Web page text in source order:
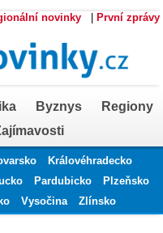
novinky První zprávy
Byznys
Regiony
Královéhradecko
Pardubicko
Plzeňsko
Vysočina Zlínsko